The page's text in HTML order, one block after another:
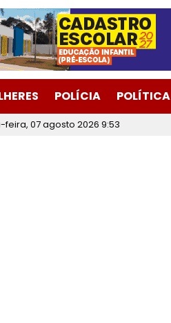
POLÍCIA POLÍTICA
feira, 07 agosto 2026 9:53